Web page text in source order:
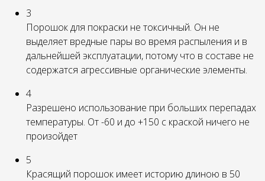
3
Порошок для покраски не токсичный. Он не
выделяет вредные пары во время распыления и в
дальнейшей эксплуатации, потому что в составе не
содержатся агрессивные органические элементы.
4
Разрешено использование при больших перепадах
температуры. От -60 и до +150 с краской ничего не
произойдет
5
Красящий порошок имеет историю длиною в 50